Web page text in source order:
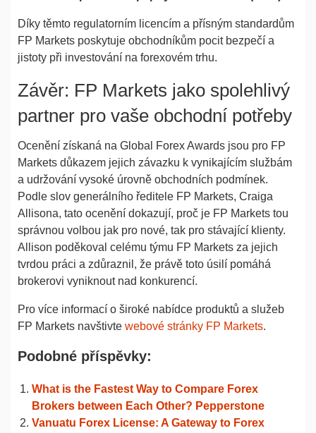
Díky těmto regulatorním licencím a přísným standardům
FP Markets poskytuje obchodníkům pocit bezpečí a
jistoty při investování na forexovém trhu.
Závěr: FP Markets jako spolehlivý
partner pro vaše obchodní potřeby
Ocenění získaná na Global Forex Awards jsou pro FP
Markets důkazem jejich závazku k vynikajícím službám
a udržování vysoké úrovně obchodních podmínek.
Podle slov generálního ředitele FP Markets, Craiga
Allisona, tato ocenění dokazují, proč je FP Markets tou
správnou volbou jak pro nové, tak pro stávající klienty.
Allison poděkoval celému týmu FP Markets za jejich
tvrdou práci a zdůraznil, že právě toto úsilí pomáhá
brokerovi vyniknout nad konkurencí.
Pro více informací o široké nabídce produktů a služeb
FP Markets navštivte webové stránky FP Markets.
Podobné příspěvky:
What is the Fastest Way to Compare Forex
Brokers between Each Other? Pepperstone
Vanuatu Forex License: A Gateway to Forex